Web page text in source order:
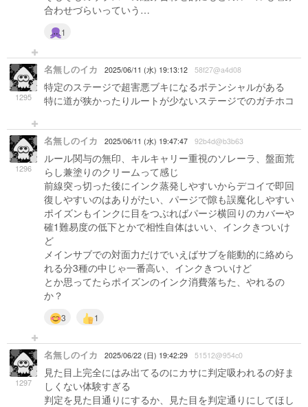
合わせづらいっていう…
1
1295
名無しのイカ 2025/06/11 (水) 19:13:12 58f27@a4d08
特定のステージで超害悪ブキになるポテンシャルがある
特に道が狭かったりルートが少ないステージでのガチホコ
1296
名無しのイカ 2025/06/11 (水) 19:47:47 92b4d@b3b63
ルール関与の無印、キルキャリー重視のソレーラ、盤面荒
らし兼塗りのクリームって感じ
前線突っ切った後にインク蒸発しやすいからデコイで即回
復しやすいのはありがたい、パージで隙も誤魔化しやすい
ポイズンもインクに目をつぶればパージ横回りのカバーや
確1難易度の低下とかで相性自体はいい、インクきついけ
ど
メインサブでの対面力だけでいえばサブを能動的に絡めら
れる分3種の中じゃ一番高い、インクきついけど
とか思ってたらポイズンのインク消費落ちた、やれるの
か？
3 1
1297
名無しのイカ 2025/06/22 (日) 19:42:29 51512@954c0
見た目上完全にはみ出てるのにカサに判定吸われるの好ま
しくない体験すぎる
判定を見た目通りにするか、見た目を判定通りにしてほし